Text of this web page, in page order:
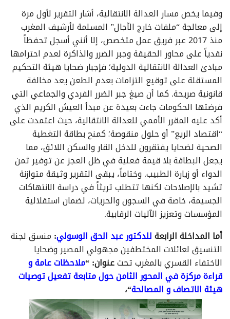
وفيما يخص مسار العدالة الانتقالية، أشار التقرير لأول مرة
إلى معالجة “ملفات خارج الآجال” المسلمة لأرشيف المغرب
منذ 2017 عبر فريق عمل متخصص، إلا أنني أسجل تحفظاً
نقدياً على محاور الحقيقة وجبر الضرر والذاكرة لعدم احترامها
مبادئ العدالة الانتقالية الدولية؛ فإجبار ضحايا هيئة التحكيم
المستقلة على توقيع التزامات بعدم الطعن يعد مخالفة
قانونية صريحة. كما أن صيغ جبر الضرر الفردي والجماعي التي
فرضتها الحكومات جاءت بعيدة عن مبدأ العيش الكريم الذي
أكد عليه المقرر الأممي للعدالة الانتقالية، حيث اعتمدت على
“اقتصاد الريع” أو حلول منقوصة؛ كمنح بطاقة التغطية
الصحية لضحايا يفتقرون للدخل القار والسكن اللائق، مما
يجعل البطاقة بلا قيمة فعلية في ظل العجز عن توفير ثمن
الدواء أو زيارة الطبيب. وختاماً، يبقى التقرير وثيقة متوازنة
تشيد بالإصلاحات لكنها تتطلب تريثاً في دراسة الانتهاكات
الجسيمة، خاصة في السجون والحريات، لضمان استقلالية
المؤسسات وتعزيز الآليات الرقابية.
أما المداخلة الرابعةللدكتور عبد الحق الوسولي: منسق لجنة
التنسيق لعائلات المختطفين مجهولي المصير وضحايا
الاختفاء القسري بالمغرب تحتعنوان: “ملاحظات عامة و
قراءة مركزة في المحور الثامن حول متابعة تفعيل توصيات
هيئة الاتصاف و المصالحة“،